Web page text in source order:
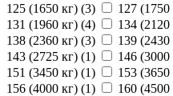
125 (1650 кг) (3) 127 (1750
131 (1960 кг) (4) 134 (2120
138 (2360 кг) (3) 139 (2430
143 (2725 кг) (1) 146 (3000
151 (3450 кг) (1) 153 (3650
156 (4000 кг) (1) 160 (4500